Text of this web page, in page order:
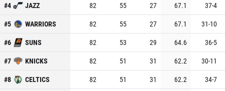
#4 JAZZ 82 55 27 67.1 37-4
#5 WARRIORS 82 55 27 67.1 31-10
#6 SUNS 82 53 29 64.6 36-5
#7 KNICKS 82 51 31 62.2 30-11
#8 CELTICS 82 51 31 62.2 34-7